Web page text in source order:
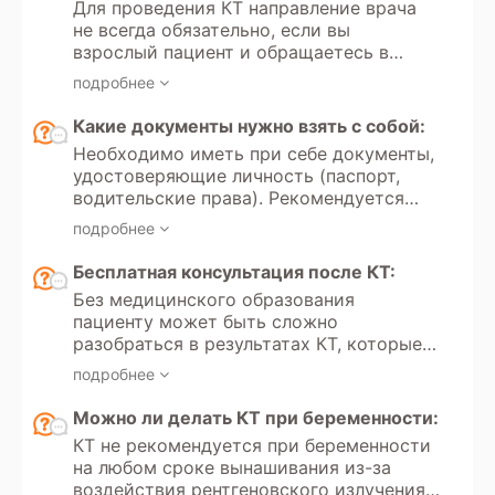
Кроме того, в России доступно
прохождение МСКТ по программам
добровольного медицинского
страхования.
Для проведения КТ направление врача
не всегда обязательно, если вы
взрослый пациент и обращаетесь в
частную клинику для платного
обследования. Однако если вы хотите
пройти КТ по полису обязательного
медицинского страхования, то
направление от врача необходимо.
Направление всегда требуется для
проведения КТ детям до 18 лет, как в
государственных медицинских
подробнее
Какие документы нужно взять с собой:
Необходимо иметь при себе документы,
удостоверяющие личность (паспорт,
водительские права). Рекомендуется
иметь направление врача с указанием
цели обследования и минимальных
требований к протоколам. Для оценки
динамики состояния следует принести
результаты предыдущих обследований.
подробнее
Бесплатная консультация после КТ:
Без медицинского образования
пациенту может быть сложно
разобраться в результатах КТ, которые
вызывают вопросы и сомнения.
Некоторые диагностические центры
предлагают услугу бесплатной
консультации по результатам
обследования, чтобы помочь пациенту
понять заключение, оценить серьезность
подробнее
Можно ли делать КТ при беременности:
КТ не рекомендуется при беременности
на любом сроке вынашивания из-за
воздействия рентгеновского излучения,